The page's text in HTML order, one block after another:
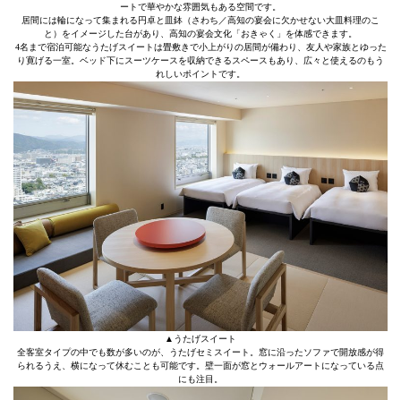
ートで華やかな雰囲気もある空間です。
居間には輪になって集まれる円卓と皿鉢（さわち／高知の宴会に欠かせない大皿料理のこ
と）をイメージした台があり、高知の宴会文化「おきゃく」を体感できます。
4名まで宿泊可能なうたげスイートは畳敷きで小上がりの居間が備わり、友人や家族とゆった
り寛げる一室。ベッド下にスーツケースを収納できるスペースもあり、広々と使えるのもう
れしいポイントです。
▲うたげスイート
全客室タイプの中でも数が多いのが、うたげセミスイート。窓に沿ったソファで開放感が得
られるうえ、横になって休むことも可能です。壁一面が窓とウォールアートになっている点
にも注目。